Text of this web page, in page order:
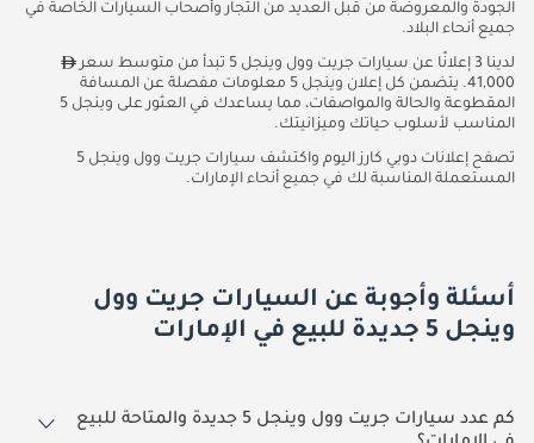
الجودة والمعروضة من قبل العديد من التجار وأصحاب السيارات الخاصة في
جميع أنحاء البلاد.
لدينا 3 إعلانًا عن سيارات جريت وول وينجل 5 تبدأ من متوسط سعر
41,000. يتضمن كل إعلان وينجل 5 معلومات مفصلة عن المسافة
المقطوعة والحالة والمواصفات، مما يساعدك في العثور على وينجل 5
المناسب لأسلوب حياتك وميزانيتك.
تصفح إعلانات دوبي كارز اليوم واكتشف سيارات جريت وول وينجل 5
المستعملة المناسبة لك في جميع أنحاء الإمارات.
أسئلة وأجوبة عن السيارات جريت وول
وينجل 5 جديدة للبيع في الإمارات
كم عدد سيارات جريت وول وينجل 5 جديدة والمتاحة للبيع